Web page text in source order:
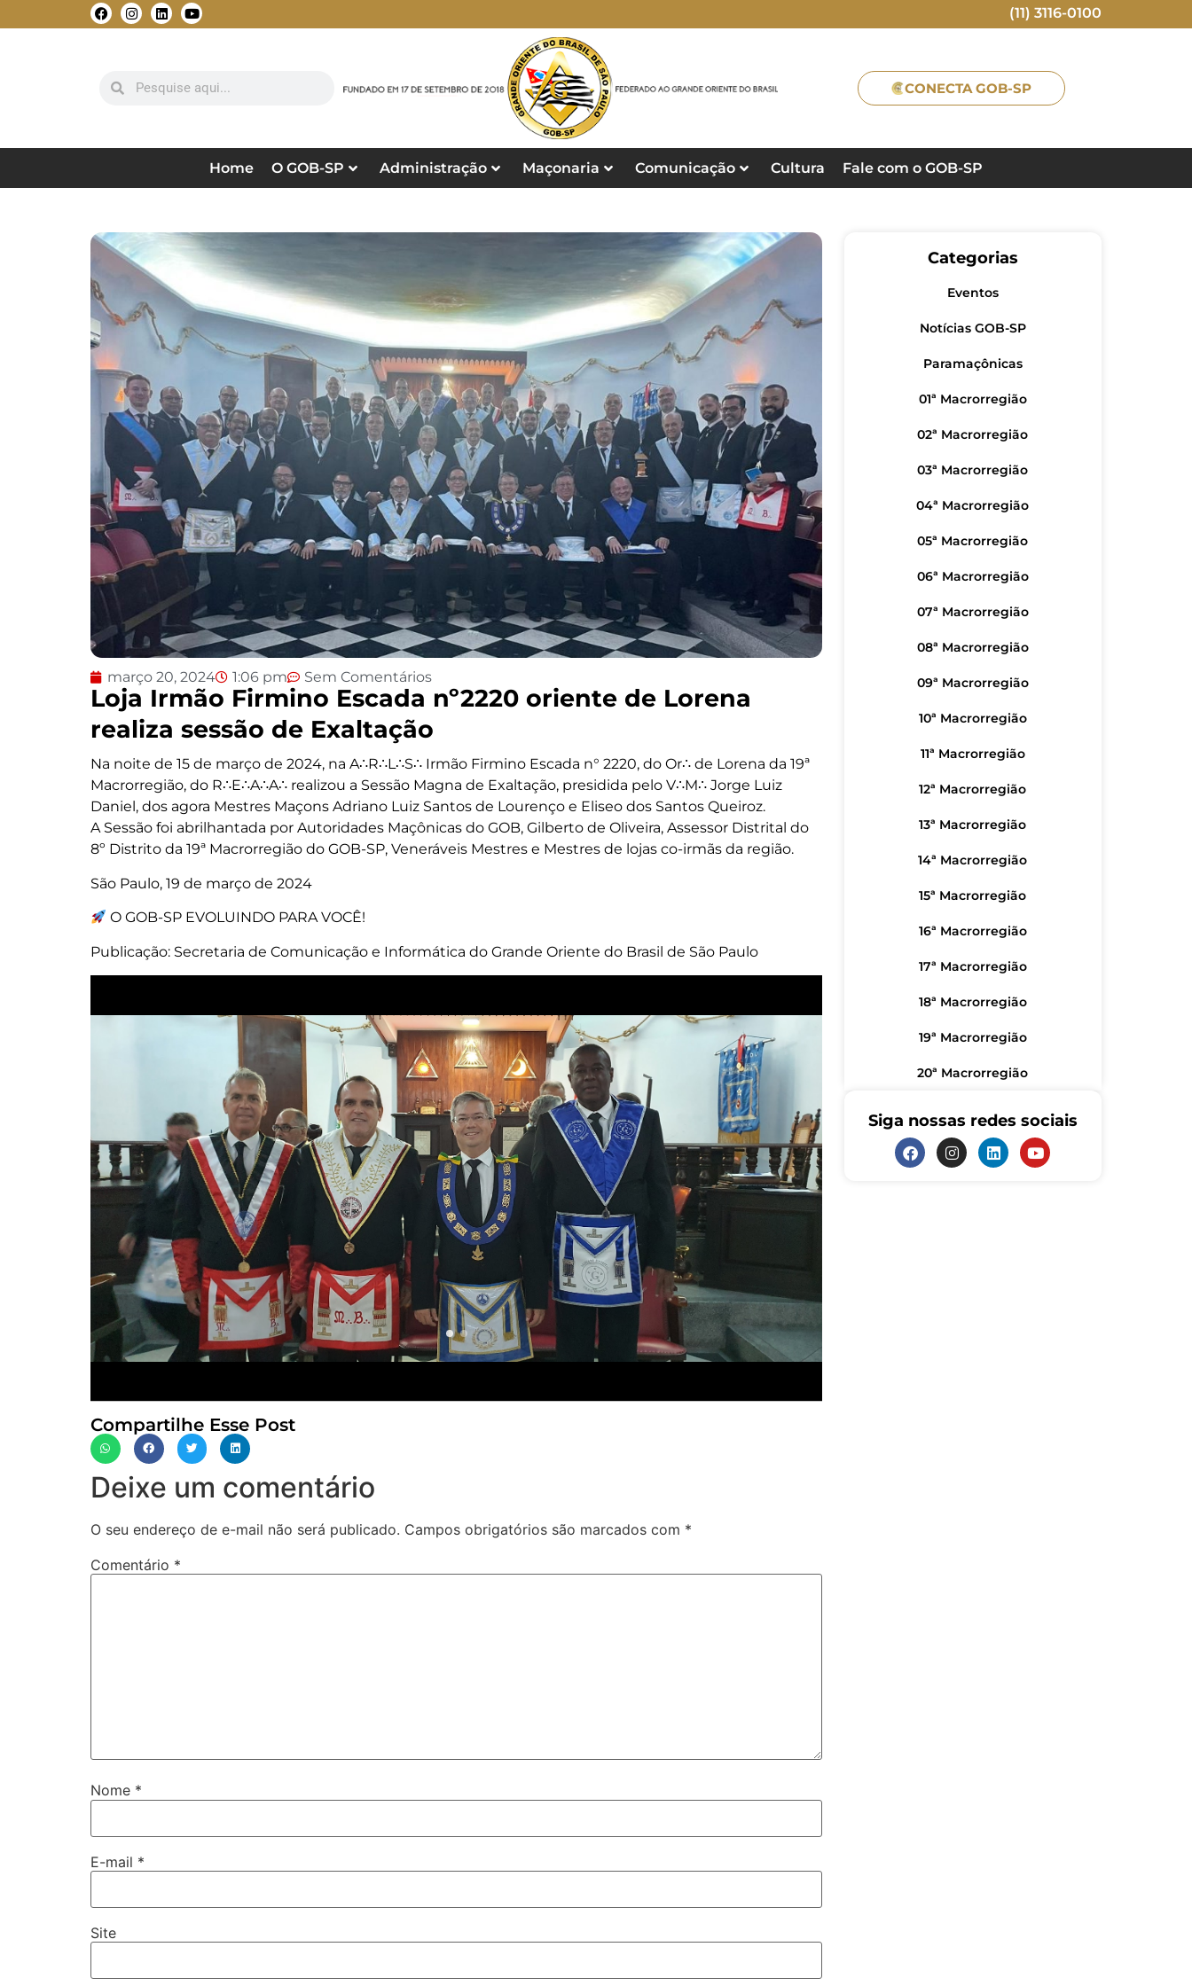
(11) 3116-0100
CONECTA GOB-SP
Home O GOB-SP Administração Maçonaria Comunicação Cultura Fale com o GOB-SP
março 20, 2024 1:06 pm Sem Comentários
Loja Irmão Firmino Escada nº2220 oriente de Lorena
realiza sessão de Exaltação
Na noite de 15 de março de 2024, na A∴R∴L∴S∴ Irmão Firmino Escada n° 2220, do Or∴ de Lorena da 19ª
Macrorregião, do R∴E∴A∴A∴ realizou a Sessão Magna de Exaltação, presidida pelo V∴M∴ Jorge Luiz
Daniel, dos agora Mestres Maçons Adriano Luiz Santos de Lourenço e Eliseo dos Santos Queiroz.
A Sessão foi abrilhantada por Autoridades Maçônicas do GOB, Gilberto de Oliveira, Assessor Distrital do
8º Distrito da 19ª Macrorregião do GOB-SP, Veneráveis Mestres e Mestres de lojas co-irmãs da região.
São Paulo, 19 de março de 2024
O GOB-SP EVOLUINDO PARA VOCÊ!
Publicação: Secretaria de Comunicação e Informática do Grande Oriente do Brasil de São Paulo
Compartilhe Esse Post
Deixe um comentário
O seu endereço de e-mail não será publicado. Campos obrigatórios são marcados com *
Comentário *
Nome *
E-mail *
Site
Categorias
Eventos
Notícias GOB-SP
Paramaçônicas
01ª Macrorregião
02ª Macrorregião
03ª Macrorregião
04ª Macrorregião
05ª Macrorregião
06ª Macrorregião
07ª Macrorregião
08ª Macrorregião
09ª Macrorregião
10ª Macrorregião
11ª Macrorregião
12ª Macrorregião
13ª Macrorregião
14ª Macrorregião
15ª Macrorregião
16ª Macrorregião
17ª Macrorregião
18ª Macrorregião
19ª Macrorregião
20ª Macrorregião
Siga nossas redes sociais